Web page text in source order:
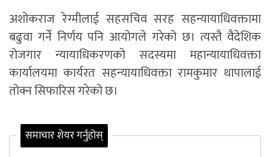
अशोकराज रेग्मीलाई सहसचिव सरह सहन्यायाधिवक्तामा
बढुवा गर्ने निर्णय पनि आयोगले गरेको छ। त्यस्तै वैदेशिक
रोजगार न्यायाधिकरणको सदस्यमा महान्यायाधिवक्ता
कार्यालयमा कार्यरत सहन्यायाधिवक्ता रामकुमार थापालाई
तोक्न सिफारिस गरेको छ।
समाचार शेयर गर्नुहोस्